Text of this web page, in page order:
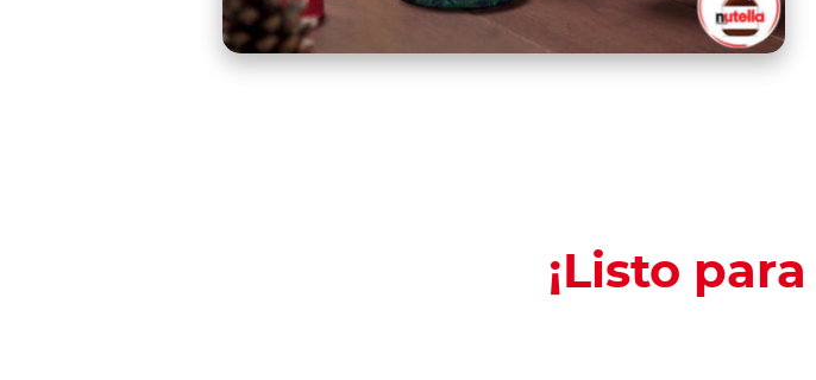
¡Listo